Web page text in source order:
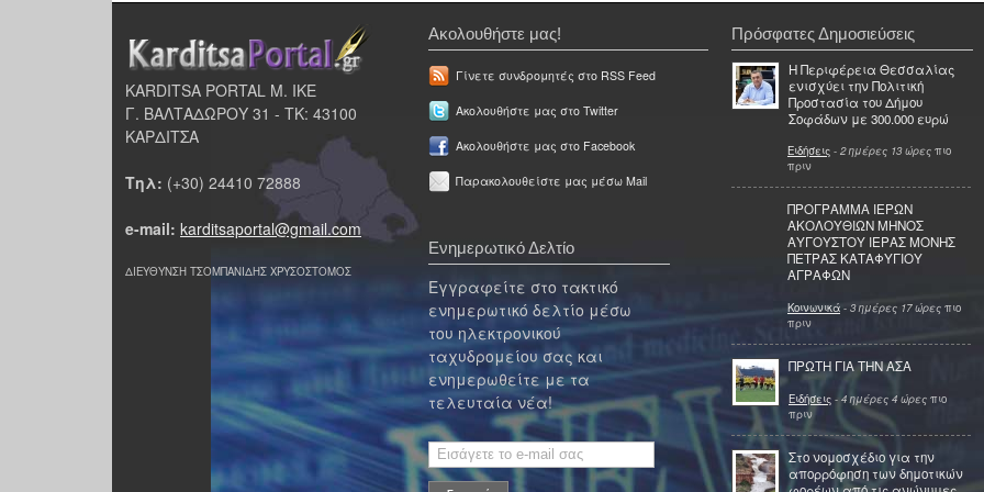
KARDITSA PORTAL Μ. ΙΚΕ
Γ. ΒΑΛΤΑΔΩΡΟΥ 31 - ΤΚ: 43100
ΚΑΡΔΙΤΣΑ
Τηλ: (+30) 24410 72888
e-mail: karditsaportal@gmail.com
ΔΙΕΥΘΥΝΣΗ ΤΣΟΜΠΑΝΙΔΗΣ ΧΡΥΣΟΣΤΟΜΟΣ
Ακολουθήστε μας!
Γίνετε συνδρομητές στο RSS Feed
Ακολουθήστε μας στο Twitter
Ακολουθήστε μας στο Facebook
Παρακολουθείστε μας μέσω Mail
Ενημερωτικό Δελτίο
Εγγραφείτε στο τακτικό
ενημερωτικό δελτίο μέσω
του ηλεκτρονικού
ταχυδρομείου σας και
ενημερωθείτε με τα
τελευταία νέα!
Πρόσφατες Δημοσιεύσεις
Η Περιφέρεια Θεσσαλίας
ενισχύει την Πολιτική
Προστασία του Δήμου
Σοφάδων με 300.000 ευρώ
Ειδήσεις - 2 ημέρες 13 ώρες πιο
πριν
ΠΡΟΓΡΑΜΜΑ ΙΕΡΩΝ
ΑΚΟΛΟΥΘΙΩΝ ΜΗΝΟΣ
ΑΥΓΟΥΣΤΟΥ ΙΕΡΑΣ ΜΟΝΗΣ
ΠΕΤΡΑΣ ΚΑΤΑΦΥΓΙΟΥ
ΑΓΡΑΦΩΝ
Κοινωνικά - 3 ημέρες 17 ώρες πιο
πριν
ΠΡΩΤΗ ΓΙΑ ΤΗΝ ΑΣΑ
Ειδήσεις - 4 ημέρες 4 ώρες πιο
πριν
Στο νομοσχέδιο για την
απορρόφηση των δημοτικών